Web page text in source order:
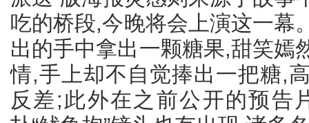
吃的桥段,今晚将会上演这一幕
出的手中拿出一颗糖果,甜笑嫣
情,手上却不自觉捧出一把糖,
反差;此外在之前公开的预告